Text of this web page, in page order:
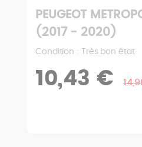
PEUGEOT
(2017 - 2020)
Condition : Très bon état
10,43 €